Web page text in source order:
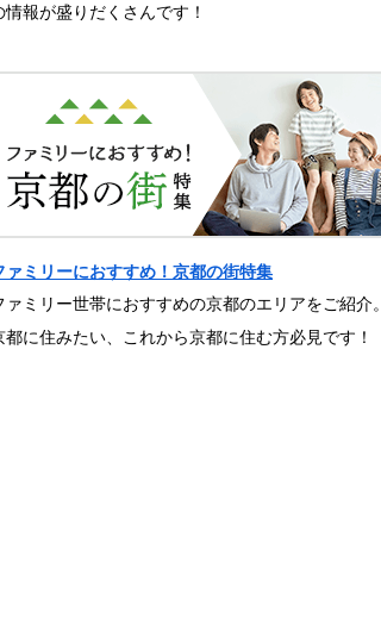
情報が盛りだくさんです！
ァミリーにおすすめ！京都の街特集
ァミリー世帯におすすめの京都のエリアをご紹介。
都に住みたい、これから京都に住む方必見です！